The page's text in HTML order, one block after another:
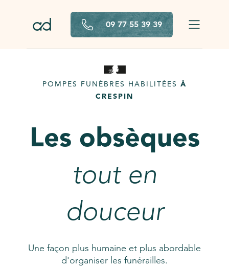
09 77 55 39 39
POMPES FUNÈBRES HABILITÉES À
CRESPIN
Les obsèques
tout en
douceur
Une façon plus humaine et plus abordable
d'organiser les funérailles.